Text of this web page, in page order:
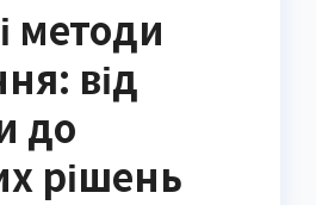
методи
від
до
рішень